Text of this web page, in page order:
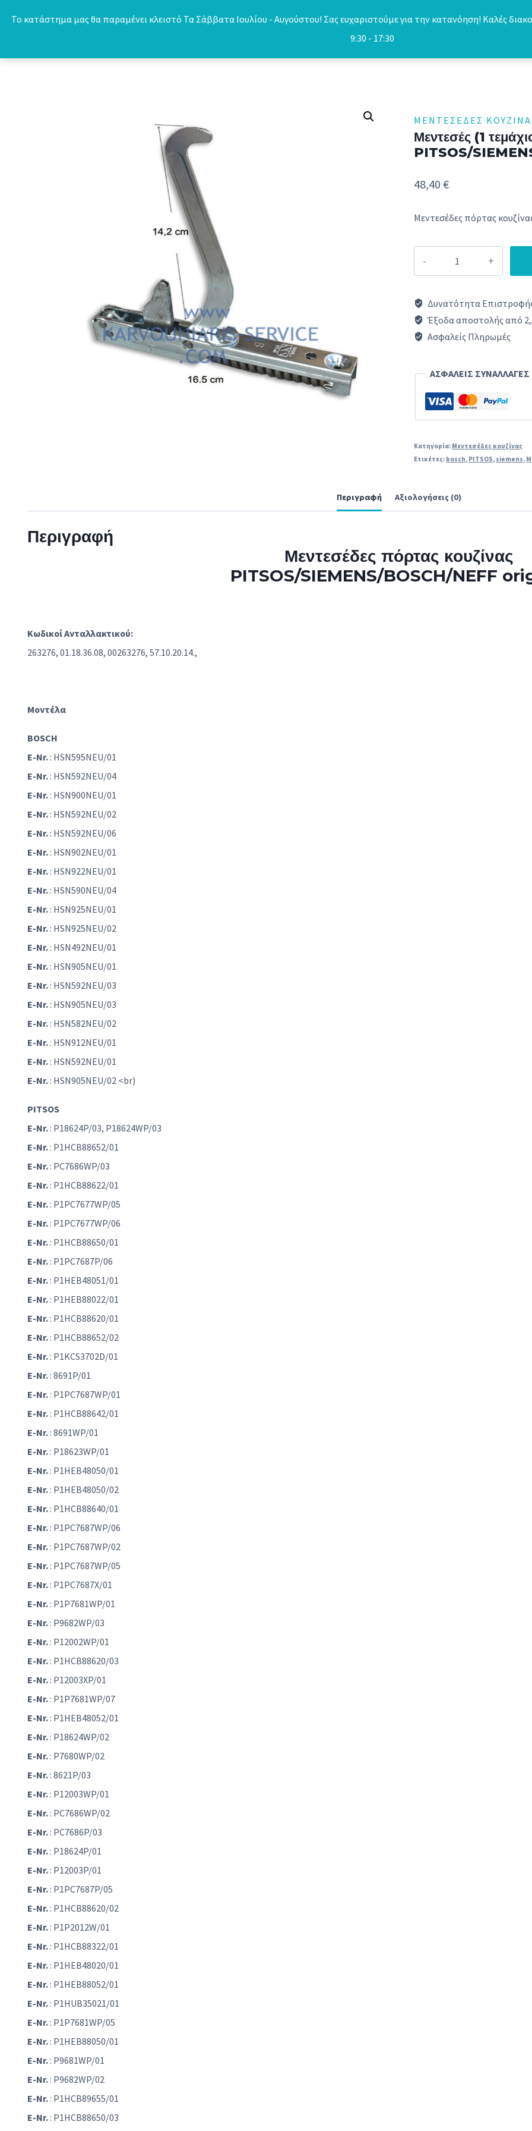
Το κατάστημα μας θα παραμένει κλειστό Τα Σάββατα Ιουλίου - Αυγούστου! Σας ευχαριστούμε για την κατανόηση! Καλές
9:30 - 17:30
ΜΕΝΤΕΣΈΔΕΣ
Μεντεσές (1
PITSOS/
48,40€
Μεντεσέδες πόρτας
(1
πόρτας
κουζίνας
original
Δυνατότητα
Έξοδα αποστολής από
Ασφαλείς Πληρωμές
ΑΣΦΑΛΕΙΣ ΣΥΝΑΛΛΑΓΕΣ
Κατηγορία: Μεντεσέδες κουζίνας
Ετικέτες: bosch, PITSOS, siemens,
Περιγραφή Αξιολογήσεις (0)
Περιγραφή
Μεντεσέδες πόρτας κουζίνας
PITSOS/SIEMENS/BOSCH/NEFF
Κωδικοί Ανταλλακτικού:
263276, 01.18.36.08, 00263276, 57.10.20.14.,
Μοντέλα
BOSCH
E-Nr.: HSN595NEU/01
E-Nr.: HSN592NEU/04
E-Nr.: HSN900NEU/01
E-Nr.: HSN592NEU/02
E-Nr.: HSN592NEU/06
E-Nr.: HSN902NEU/01
E-Nr.: HSN922NEU/01
E-Nr.: HSN590NEU/04
E-Nr.: HSN925NEU/01
E-Nr.: HSN925NEU/02
E-Nr.: HSN492NEU/01
E-Nr.: HSN905NEU/01
E-Nr.: HSN592NEU/03
E-Nr.: HSN905NEU/03
E-Nr.: HSN582NEU/02
E-Nr.: HSN912NEU/01
E-Nr.: HSN592NEU/01
E-Nr.: HSN905NEU/02 <br)
PITSOS
E-Nr.: P18624P/03, P18624WP/03
E-Nr.: P1HCB88652/01
E-Nr.: PC7686WP/03
E-Nr.: P1HCB88622/01
E-Nr.: P1PC7677WP/05
E-Nr.: P1PC7677WP/06
E-Nr.: P1HCB88650/01
E-Nr.: P1PC7687P/06
E-Nr.: P1HEB48051/01
E-Nr.: P1HEB88022/01
E-Nr.: P1HCB88620/01
E-Nr.: P1HCB88652/02
E-Nr.: P1KCS3702D/01
E-Nr.: 8691P/01
E-Nr.: P1PC7687WP/01
E-Nr.: P1HCB88642/01
E-Nr.: 8691WP/01
E-Nr.: P18623WP/01
E-Nr.: P1HEB48050/01
E-Nr.: P1HEB48050/02
E-Nr.: P1HCB88640/01
E-Nr.: P1PC7687WP/06
E-Nr.: P1PC7687WP/02
E-Nr.: P1PC7687WP/05
E-Nr.: P1PC7687X/01
E-Nr.: P1P7681WP/01
E-Nr.: P9682WP/03
E-Nr.: P12002WP/01
E-Nr.: P1HCB88620/03
E-Nr.: P12003XP/01
E-Nr.: P1P7681WP/07
E-Nr.: P1HEB48052/01
E-Nr.: P18624WP/02
E-Nr.: P7680WP/02
E-Nr.: 8621P/03
E-Nr.: P12003WP/01
E-Nr.: PC7686WP/02
E-Nr.: PC7686P/03
E-Nr.: P18624P/01
E-Nr.: P12003P/01
E-Nr.: P1PC7687P/05
E-Nr.: P1HCB88620/02
E-Nr.: P1P2012W/01
E-Nr.: P1HCB88322/01
E-Nr.: P1HEB48020/01
E-Nr.: P1HEB88052/01
E-Nr.: P1HUB35021/01
E-Nr.: P1P7681WP/05
E-Nr.: P1HEB88050/01
E-Nr.: P9681WP/01
E-Nr.: P9682WP/02
E-Nr.: P1HCB89655/01
E-Nr.: P1HCB88650/03